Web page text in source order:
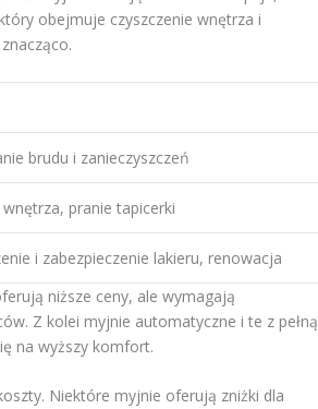
obejmuje czyszczenie wnętrza i
brudu i zanieczyszczeń
wnętrza, pranie tapicerki
i zabezpieczenie lakieru, renowacja
niższe ceny, ale wymagają
Z kolei myjnie automatyczne i te z pełną
na wyższy komfort.
Niektóre myjnie oferują zniżki dla